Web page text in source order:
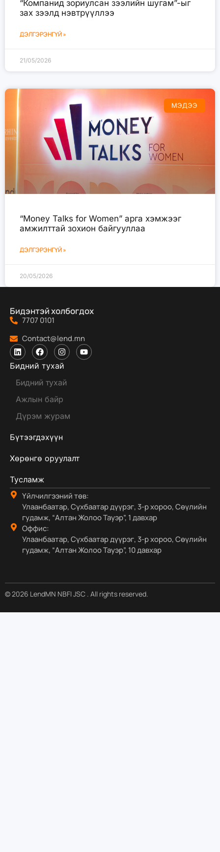
“Компанид зориулсан зээлийн шугам”-ыг
зах зээлд нэвтрүүллээ
ДЭЛГЭРЭНГҮЙ »
21/05/2026
МЭДЭЭ
“Money Talks for Women” арга хэмжээг
амжилттай зохион байгууллаа
ДЭЛГЭРЭНГҮЙ »
20/05/2026
Бидэнтэй холбогдох
7707 0101
Contact@lend.mn
Бидний тухай
Бүтээгдэхүүн
Хөрөнгө оруулалт
Тусламж
Бидний тухай
Ажлын байр
Дүрэм журам
Үйлчилгээний төв:
Улаанбаатар, Сүхбаатар дүүрэг, 3-р хороо, Сөүлийн
гудамж, “Алтан Жолоо Тауэр”, 1 давхар
Оффис:
Улаанбаатар, Сүхбаатар дүүрэг, 3-р хороо, Сөүлийн
гудамж, “Алтан Жолоо Тауэр”, 10 давхар
© 2026 LendMN NBFI JSC . All rights reserved.